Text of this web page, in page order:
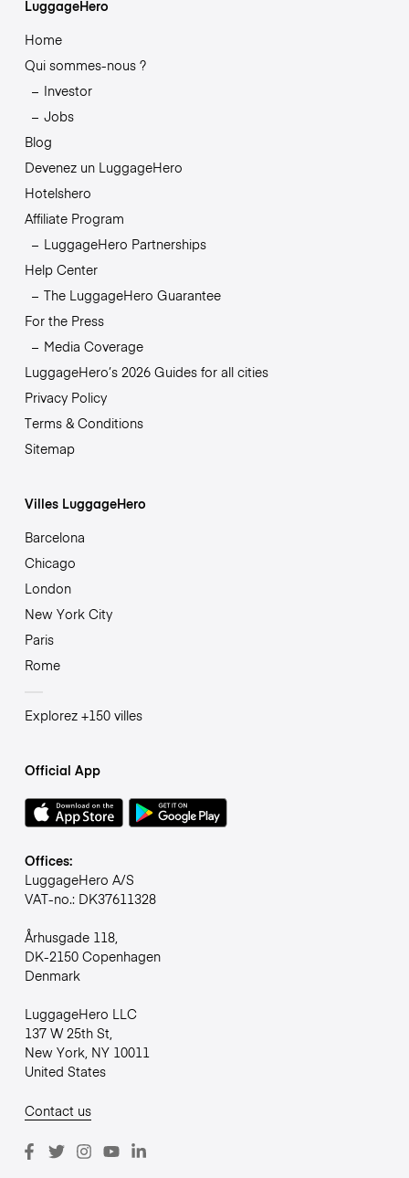
LuggageHero
Home
Qui sommes-nous ?
Investor
Jobs
Blog
Devenez un LuggageHero
Hotelshero
Affiliate Program
LuggageHero Partnerships
Help Center
The LuggageHero Guarantee
For the Press
Media Coverage
LuggageHero’s 2026 Guides for all cities
Privacy Policy
Terms & Conditions
Sitemap
Villes LuggageHero
Barcelona
Chicago
London
New York City
Paris
Rome
Explorez +150 villes
Official App
Offices:
LuggageHero A/S
VAT-no.: DK37611328
Århusgade 118,
DK-2150 Copenhagen
Denmark
LuggageHero LLC
137 W 25th St,
New York, NY 10011
United States
Contact us